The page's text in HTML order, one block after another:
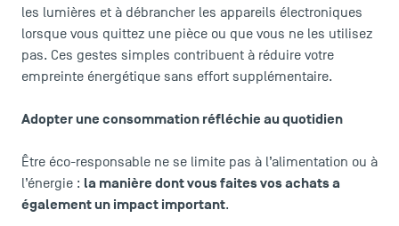
Contact
Plans et accès à TSM
les lumières et à débrancher les appareils électroniques
lorsque vous quittez une pièce ou que vous ne les utilisez
pas. Ces gestes simples contribuent à réduire votre
empreinte énergétique sans effort supplémentaire.
Adopter une consommation réfléchie au quotidien
Être éco-responsable ne se limite pas à l’alimentation ou à
l’énergie : la manière dont vous faites vos achats a
également un impact important.